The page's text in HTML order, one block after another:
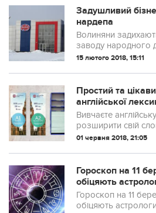
Задушливий
нардепа
Волиняни
заводу народного
Мартиняка.
15 лютого 2018, 15:11
Простий та
англійської
Вивчаєте
розширити свій
зазубрювання не
цікавий та
Використовуйте
01 червня 2018, 21:05
Гороскоп на 11
обіцяють
Гороскоп на 11
обіцяють астрологи